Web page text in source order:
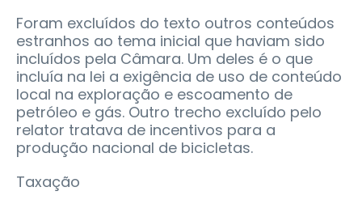
Foram excluídos do texto outros conteúdos
estranhos ao tema inicial que haviam sido
incluídos pela Câmara. Um deles é o que
incluía na lei a exigência de uso de conteúdo
local na exploração e escoamento de
petróleo e gás. Outro trecho excluído pelo
relator tratava de incentivos para a
produção nacional de bicicletas.
Taxação